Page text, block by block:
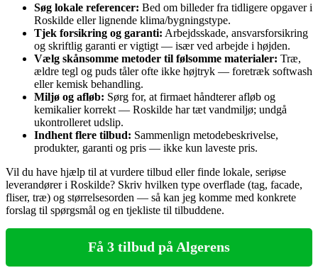
Søg lokale referencer: Bed om billeder fra tidligere opgaver i
Roskilde eller lignende klima/bygningstype.
Tjek forsikring og garanti: Arbejdsskade, ansvarsforsikring
og skriftlig garanti er vigtigt — især ved arbejde i højden.
Vælg skånsomme metoder til følsomme materialer: Træ,
ældre tegl og puds tåler ofte ikke højtryk — foretræk softwash
eller kemisk behandling.
Miljø og afløb: Sørg for, at firmaet håndterer afløb og
kemikalier korrekt — Roskilde har tæt vandmiljø; undgå
ukontrolleret udslip.
Indhent flere tilbud: Sammenlign metodebeskrivelse,
produkter, garanti og pris — ikke kun laveste pris.
Vil du have hjælp til at vurdere tilbud eller finde lokale, seriøse
leverandører i Roskilde? Skriv hvilken type overflade (tag, facade,
fliser, træ) og størrelsesorden — så kan jeg komme med konkrete
forslag til spørgsmål og en tjekliste til tilbuddene.
Få 3 tilbud på Algerens